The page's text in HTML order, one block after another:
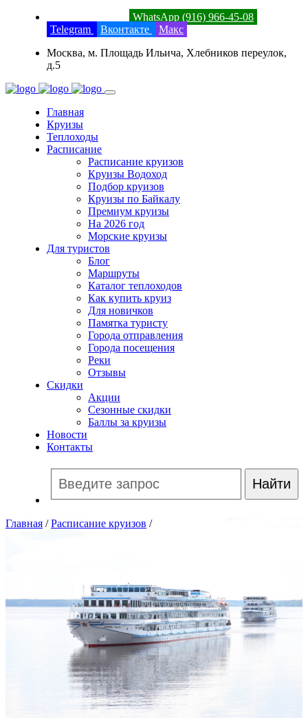
WhatsApp (916) 966-45-08
Telegram
Вконтакте
Макс
Москва, м. Площадь Ильича, Хлебников переулок,
д.5
Главная
Круизы
Теплоходы
Расписание
Расписание круизов
Круизы Водоход
Подбор круизов
Круизы по Байкалу
Премиум круизы
На 2026 год
Морские круизы
Для туристов
Блог
Маршруты
Каталог теплоходов
Как купить круиз
Для новичков
Памятка туристу
Города отправления
Города посещения
Реки
Отзывы
Скидки
Акции
Сезонные скидки
Баллы за круизы
Новости
Контакты
Главная /Расписание круизов /